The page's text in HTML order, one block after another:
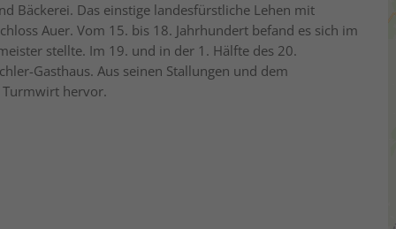
Bäckerei. Das einstige landesfürstliche Lehen mit
Auer. Vom 15. bis 18. Jahrhundert befand es sich im
stellte. Im 19. und in der 1. Hälfte des 20.
Gasthaus. Aus seinen Stallungen und dem
Turmwirt hervor.